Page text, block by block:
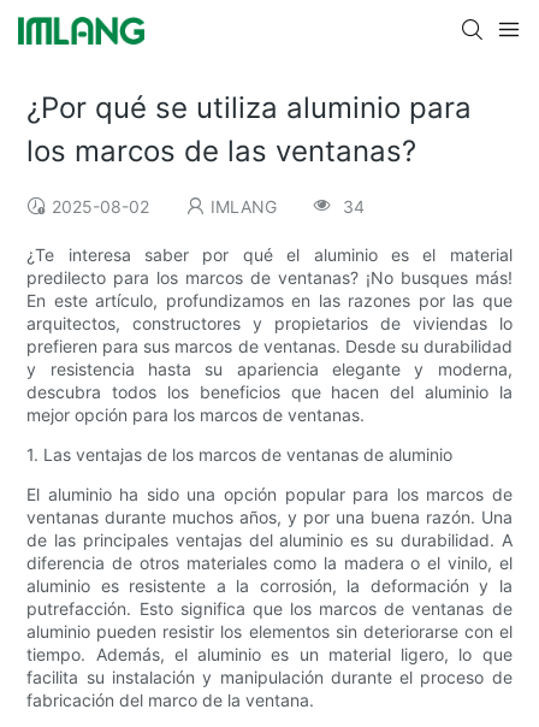
¿Por qué se utiliza aluminio para
los marcos de las ventanas?
2025-08-02 IMLANG 34
¿Te interesa saber por qué el aluminio es el material
predilecto para los marcos de ventanas? ¡No busques más!
En este artículo, profundizamos en las razones por las que
arquitectos, constructores y propietarios de viviendas lo
prefieren para sus marcos de ventanas. Desde su durabilidad
y resistencia hasta su apariencia elegante y moderna,
descubra todos los beneficios que hacen del aluminio la
mejor opción para los marcos de ventanas.
1. Las ventajas de los marcos de ventanas de aluminio
El aluminio ha sido una opción popular para los marcos de
ventanas durante muchos años, y por una buena razón. Una
de las principales ventajas del aluminio es su durabilidad. A
diferencia de otros materiales como la madera o el vinilo, el
aluminio es resistente a la corrosión, la deformación y la
putrefacción. Esto significa que los marcos de ventanas de
aluminio pueden resistir los elementos sin deteriorarse con el
tiempo. Además, el aluminio es un material ligero, lo que
facilita su instalación y manipulación durante el proceso de
fabricación del marco de la ventana.